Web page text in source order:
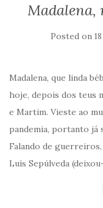
Madalena,
Posted on
Madalena, que linda
hoje, depois dos teus
e Martim. Vieste ao
pandemia, portanto já
Falando de
Luís Sepúlveda